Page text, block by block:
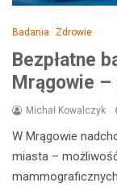
Badania Zdrowie
Bezpłatne
Mrągowie
Michał Kowalczyk
W Mrągowie
miasta –